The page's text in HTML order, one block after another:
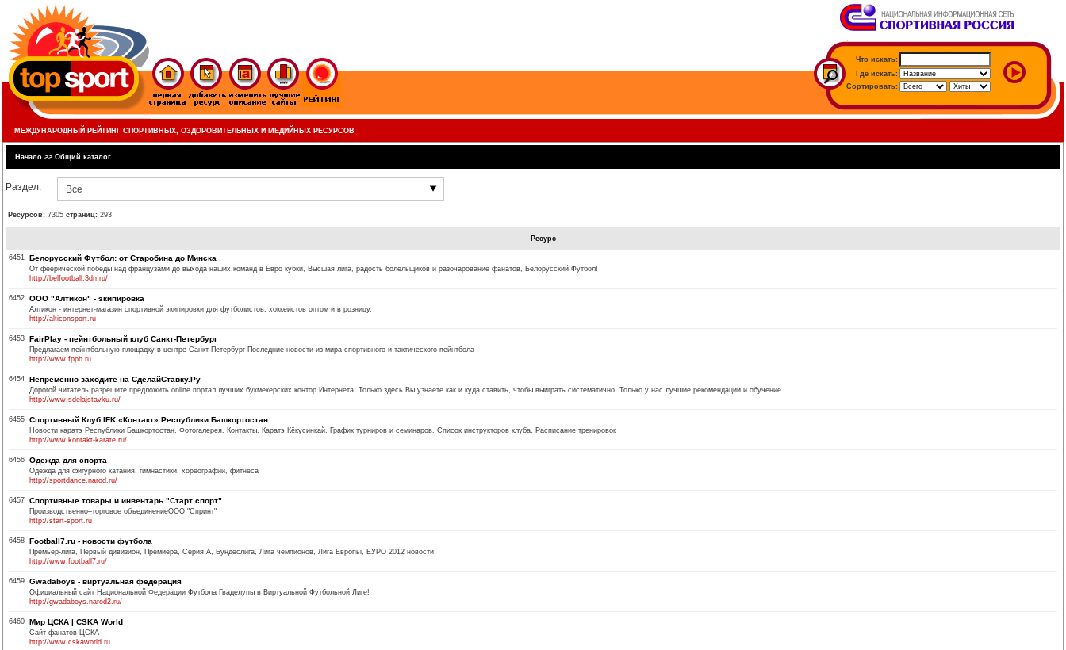
Что искать:
Где искать:
Сортировать:
МЕЖДУНАРОДНЫЙ РЕЙТИНГ СПОРТИВНЫХ, ОЗДОРОВИТЕЛЬНЫХ И МЕДИЙНЫХ РЕСУРСОВ
Начало >> Общий каталог
Раздел: Все
Ресурсов: 7305 страниц: 293
Ресурс
6451 Белорусский Футбол: от Старобина до Минска
От феерической победы над французами до выхода наших команд в Евро кубки, Высшая лига, радость болельщиков и разочарование фанатов, Белорусский Футбол!
http://belfootball.3dn.ru/
6452 ООО "Алтикон" - экипировка
Алтикон - интернет-магазин спортивной экипировки для футболистов, хоккеистов оптом и в розницу.
http://alticonsport.ru
6453 FairPlay - пейнтбольный клуб Санкт-Петербург
Предлагаем пейнтбольную площадку в центре Санкт-Петербург Последние новости из мира спортивного и тактического пейнтбола
http://www.fppb.ru
6454 Непременно заходите на СделайСтавку.Ру
Дорогой читатель разрешите предложить online портал лучших букмекерских контор Интернета. Только здесь Вы узнаете как и куда ставить, чтобы выиграть систематично. Только у нас лучшие рекомендации и обучение.
http://www.sdelajstavku.ru/
6455 Спортивный Клуб IFK «Контакт» Республики Башкортостан
Новости каратэ Республики Башкортостан. Фотогалерея. Контакты. Каратэ Кёкусинкай. График турниров и семинаров. Список инструкторов клуба. Расписание тренировок
http://www.kontakt-karate.ru/
6456 Одежда для спорта
Одежда для фигурного катания, гимнастики, хореографии, фитнеса
http://sportdance.narod.ru/
6457 Спортивные товары и инвентарь "Старт спорт"
Производственно–торговое объединениеООО "Спринт"
http://start-sport.ru
6458 Football7.ru - новости футбола
Премьер-лига, Первьiй дивизион, Премиера, Серия А, Бундеслига, Лига чемпионов, Лига Европьi, ЕУРО 2012 новoсти
http://www.football7.ru/
6459 Gwadaboys - виртуальная федерация
Официальный сайт Национальной Федерации Футбола Гваделупы в Виртуальной Футбольной Лиге!
http://gwadaboys.narod2.ru/
6460 Мир ЦСКА | CSKA World
Сайт фанатов ЦСКА
http://www.cskaworld.ru